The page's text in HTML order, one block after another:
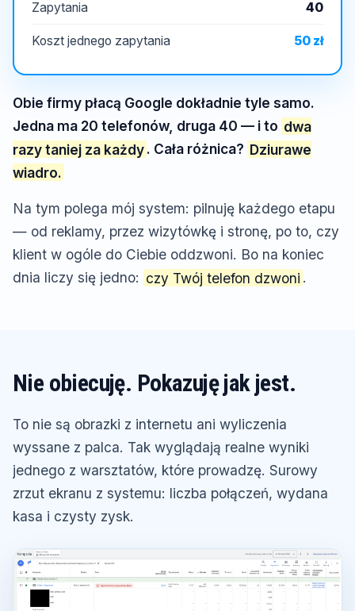
Zapytania 40
Koszt jednego zapytania 50 zł
Obie firmy płacą Google dokładnie tyle samo.
Jedna ma 20 telefonów, druga 40 — i to dwa
razy taniej za każdy. Cała różnica? Dziurawe
wiadro.
Na tym polega mój system: pilnuję każdego etapu
— od reklamy, przez wizytówkę i stronę, po to, czy
klient w ogóle do Ciebie oddzwoni. Bo na koniec
dnia liczy się jedno: czy Twój telefon dzwoni .
Nie obiecuję. Pokazuję jak jest.
To nie są obrazki z internetu ani wyliczenia
wyssane z palca. Tak wyglądają realne wyniki
jednego z warsztatów, które prowadzę. Surowy
zrzut ekranu z systemu: liczba połączeń, wydana
kasa i czysty zysk.